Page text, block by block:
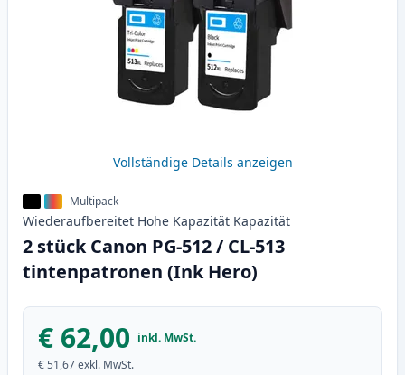
Vollständige Details anzeigen
Multipack
Wiederaufbereitet Hohe Kapazität Kapazität
2 stück Canon PG-512 / CL-513
tintenpatronen (Ink Hero)
€ 62,00 inkl. MwSt.
€ 51,67exkl. MwSt.